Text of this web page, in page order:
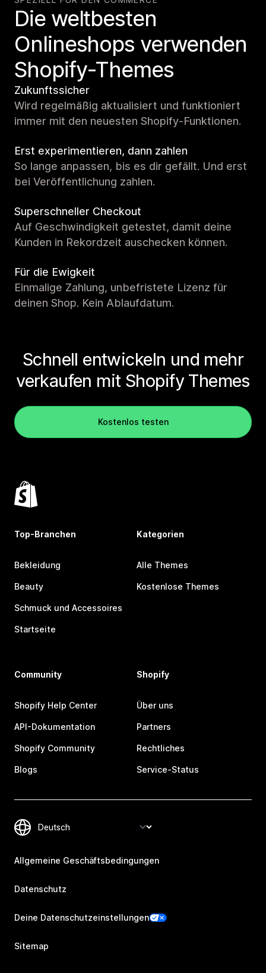
Die weltbesten
Onlineshops verwenden
Shopify-Themes
Zukunftssicher
Wird regelmäßig aktualisiert und funktioniert
immer mit den neuesten Shopify-Funktionen.
Erst experimentieren, dann zahlen
So lange anpassen, bis es dir gefällt. Und erst
bei Veröffentlichung zahlen.
Superschneller Checkout
Auf Geschwindigkeit getestet, damit deine
Kunden in Rekordzeit auschecken können.
Für die Ewigkeit
Einmalige Zahlung, unbefristete Lizenz für
deinen Shop. Kein Ablaufdatum.
Schnell entwickeln und mehr
verkaufen mit Shopify Themes
Kostenlos testen
Top-Branchen
Bekleidung
Beauty
Schmuck und Accessoires
Startseite
Kategorien
Alle Themes
Kostenlose Themes
Community
Shopify Help Center
API-Dokumentation
Shopify Community
Blogs
Shopify
Über uns
Partners
Rechtliches
Service-Status
Allgemeine Geschäftsbedingungen
Datenschutz
Deine Datenschutzeinstellungen
Sitemap